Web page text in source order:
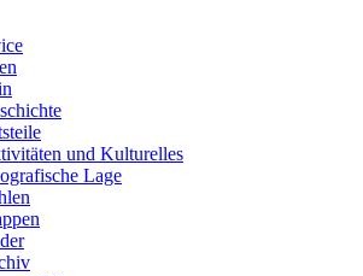
und Kulturelles
Lage